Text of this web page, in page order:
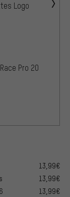
Logo
Pro 20
13,99€
13,99€
13,99€